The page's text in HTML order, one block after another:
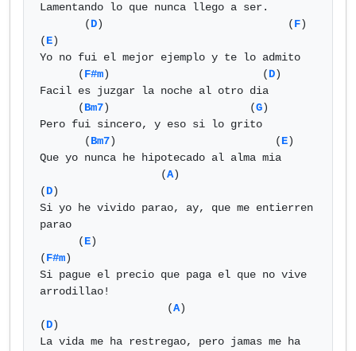
Lamentando lo que nunca llego a ser.
       (
D)                             (F)
(E)
Yo no fui el mejor ejemplo y te lo admito
      (
F#m)                        (D)
Facil es juzgar la noche al otro dia
      (
Bm7)                      (G)
Pero fui sincero, y eso si lo grito
       (
Bm7)                         (E)
Que yo nunca he hipotecado al alma mia
                   (
A)
(D)
Si yo he vivido parao, ay, que me entierren
parao
      (
E)
(F#m)
Si pague el precio que paga el que no vive
arrodillao!
                    (
A)
(D)
La vida me ha restregao, pero jamas me ha